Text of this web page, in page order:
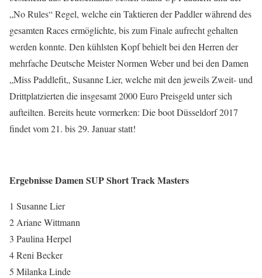
„No Rules“ Regel, welche ein Taktieren der Paddler während des
gesamten Races ermöglichte, bis zum Finale aufrecht gehalten
werden konnte. Den kühlsten Kopf behielt bei den Herren der
mehrfache Deutsche Meister Normen Weber und bei den Damen
„Miss Paddlefit„ Susanne Lier, welche mit den jeweils Zweit- und
Drittplatzierten die insgesamt 2000 Euro Preisgeld unter sich
aufteilten. Bereits heute vormerken: Die boot Düsseldorf 2017
findet vom 21. bis 29. Januar statt!
Ergebnisse Damen SUP Short Track Masters
1 Susanne Lier
2 Ariane Wittmann
3 Paulina Herpel
4 Reni Becker
5 Milanka Linde